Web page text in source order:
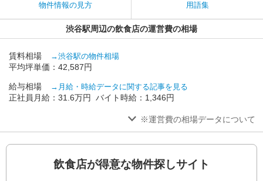
物件情報の見方 用語集
渋谷駅周辺の飲食店の運営費の相場
賃料相場 →渋谷駅の物件相場
平均坪単価：42,587円
給与相場 →月給・時給データに関する記事を見る
正社員月給：31.6万円 バイト時給：1,346円
※運営費の相場データについて
飲食店が得意な物件探しサイト